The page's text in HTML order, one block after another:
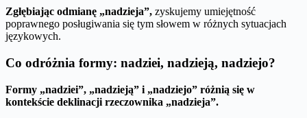
Zgłębiając odmianę „nadzieja”, zyskujemy umiejętność
poprawnego posługiwania się tym słowem w różnych sytuacjach
językowych.
Co odróżnia formy: nadziei, nadzieją, nadziejo?
Formy „nadziei”, „nadzieją” i „nadziejo” różnią się w
kontekście deklinacji rzeczownika „nadzieja”.